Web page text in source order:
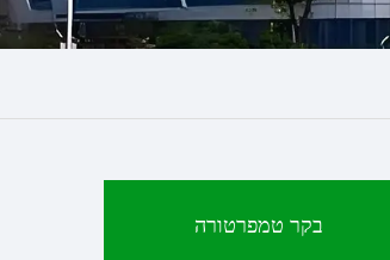
בקר טמפרטורה